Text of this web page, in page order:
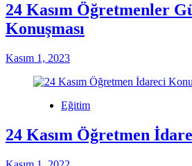
24 Kasım Öğretmenler
Konuşması
Kasım 1, 2023
Eğitim
24 Kasım Öğretmen